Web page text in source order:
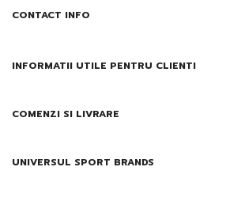
CONTACT INFO
INFORMATII UTILE PENTRU CLIENTI
COMENZI SI LIVRARE
UNIVERSUL SPORT BRANDS